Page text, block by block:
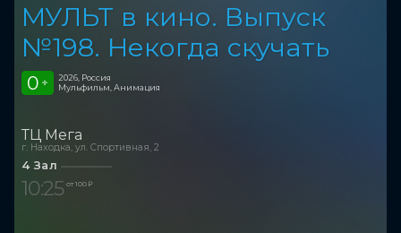
МУЛЬТ в кино. Выпуск
№198. Некогда скучать
0 +
2026, Россия
Мульфильм, Анимация
ТЦ Мега
г. Находка, ул. Спортивная, 2
4 Зал
10:25 от 100 ₽